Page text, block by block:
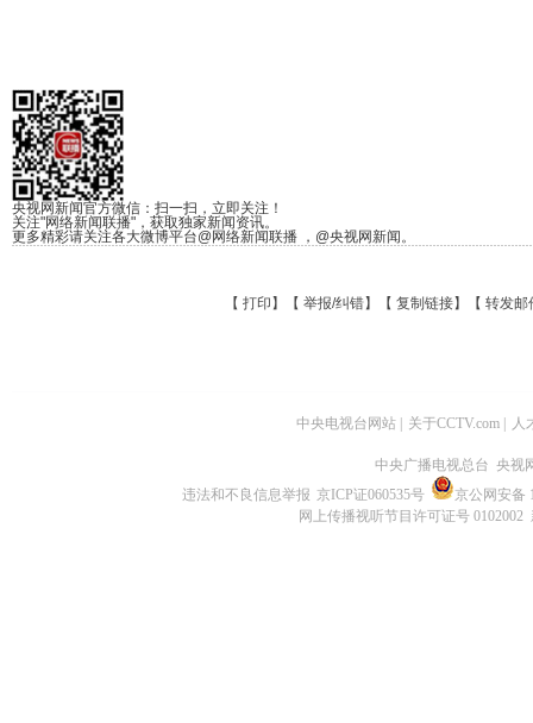
央视网新闻官方微信：扫一扫，立即关注！
关注"网络新闻联播"，获取独家新闻资讯。
更多精彩请关注各大微博平台@网络新闻联播 ，@央视网新闻。
【 打印 】【 举报/纠错】【 复制链接】【 转发邮
中央电视台网站 关于CCTV.com 人
中央广播电视总台 央视
违法和不良信息举报 京ICP证060535号
京公网安备
网上传播视听节目许可证号 0102002